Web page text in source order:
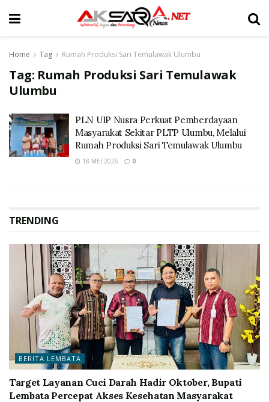
Home Tag Rumah Produksi Sari Temulawak Ulumbu
Tag: Rumah Produksi Sari Temulawak
Ulumbu
PLN UIP Nusra Perkuat Pemberdayaan
Masyarakat Sekitar PLTP Ulumbu, Melalui
Rumah Produksi Sari Temulawak Ulumbu
18 MEI 2026 0
TRENDING
BERITA LEMBATA
Target Layanan Cuci Darah Hadir Oktober, Bupati
Lembata Percepat Akses Kesehatan Masyarakat